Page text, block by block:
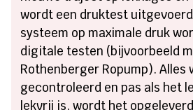
wordt een druktest
systeem op maximale druk
digitale testen (bijvoorbeeld
Rothenberger Ropump). Alles
gecontroleerd en pas als het
lekvrij is, wordt het